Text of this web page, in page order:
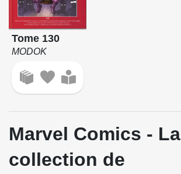
Tome 130
MODOK
Marvel Comics - La
collection de